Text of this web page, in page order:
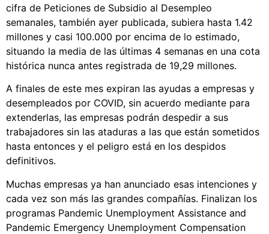
cifra de Peticiones de Subsidio al Desempleo
semanales, también ayer publicada, subiera hasta 1.42
millones y casi 100.000 por encima de lo estimado,
situando la media de las últimas 4 semanas en una cota
histórica nunca antes registrada de 19,29 millones.
A finales de este mes expiran las ayudas a empresas y
desempleados por COVID, sin acuerdo mediante para
extenderlas, las empresas podrán despedir a sus
trabajadores sin las ataduras a las que están sometidos
hasta entonces y el peligro está en los despidos
definitivos.
Muchas empresas ya han anunciado esas intenciones y
cada vez son más las grandes compañías. Finalizan los
programas Pandemic Unemployment Assistance and
Pandemic Emergency Unemployment Compensation